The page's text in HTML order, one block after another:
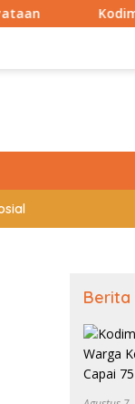
Hadirkan Air
Berita